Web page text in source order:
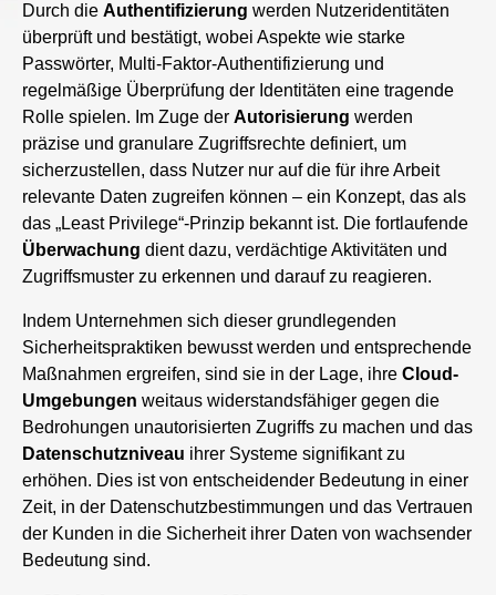
Durch die Authentifizierung werden Nutzeridentitäten
überprüft und bestätigt, wobei Aspekte wie starke
Passwörter, Multi-Faktor-Authentifizierung und
regelmäßige Überprüfung der Identitäten eine tragende
Rolle spielen. Im Zuge der Autorisierung werden
präzise und granulare Zugriffsrechte definiert, um
sicherzustellen, dass Nutzer nur auf die für ihre Arbeit
relevante Daten zugreifen können – ein Konzept, das als
das „Least Privilege“-Prinzip bekannt ist. Die fortlaufende
Überwachung dient dazu, verdächtige Aktivitäten und
Zugriffsmuster zu erkennen und darauf zu reagieren.
Indem Unternehmen sich dieser grundlegenden
Sicherheitspraktiken bewusst werden und entsprechende
Maßnahmen ergreifen, sind sie in der Lage, ihre Cloud-
Umgebungen weitaus widerstandsfähiger gegen die
Bedrohungen unautorisierten Zugriffs zu machen und das
Datenschutzniveau ihrer Systeme signifikant zu
erhöhen. Dies ist von entscheidender Bedeutung in einer
Zeit, in der Datenschutzbestimmungen und das Vertrauen
der Kunden in die Sicherheit ihrer Daten von wachsender
Bedeutung sind.